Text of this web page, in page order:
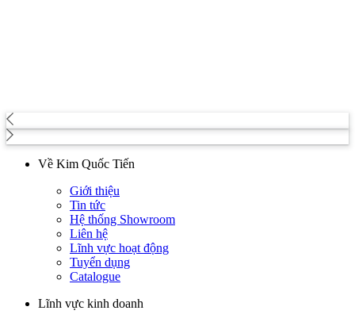
Về Kim Quốc Tiến
Giới thiệu
Tin tức
Hệ thống Showroom
Liên hệ
Lĩnh vực hoạt động
Tuyển dụng
Catalogue
Lĩnh vực kinh doanh